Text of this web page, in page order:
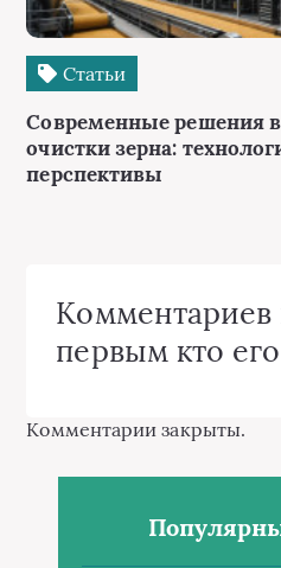
Статьи
Современные решения
очистки зерна:
перспективы
Комментариев
первым кто
Комментарии закрыты.